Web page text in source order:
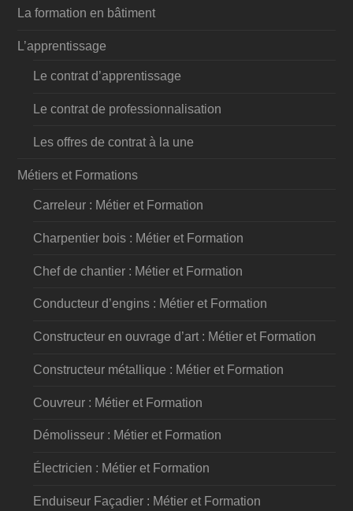
La formation en bâtiment
L’apprentissage
Le contrat d’apprentissage
Le contrat de professionnalisation
Les offres de contrat à la une
Métiers et Formations
Carreleur : Métier et Formation
Charpentier bois : Métier et Formation
Chef de chantier : Métier et Formation
Conducteur d’engins : Métier et Formation
Constructeur en ouvrage d’art : Métier et Formation
Constructeur métallique : Métier et Formation
Couvreur : Métier et Formation
Démolisseur : Métier et Formation
Électricien : Métier et Formation
Enduiseur Façadier : Métier et Formation